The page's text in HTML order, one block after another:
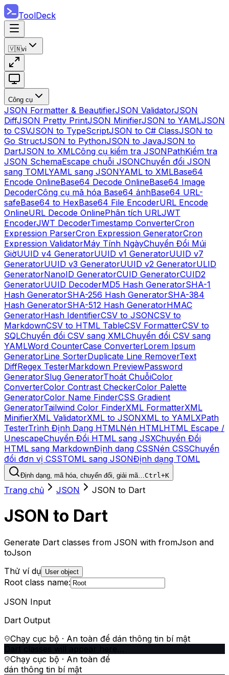
ToolDeck
🇻🇳vi
Công cụ
JSON Formatter & BeautifierJSON ValidatorJSON
DiffJSON Pretty PrintJSON MinifierJSON to YAMLJSON
to CSVJSON to TypeScriptJSON to C# ClassJSON to
Go StructJSON to PythonJSON to JavaJSON to
DartJSON to XMLCông cụ kiểm tra JSONPathKiểm tra
JSON SchemaEscape chuỗi JSONChuyển đổi JSON
sang TOMLYAML sang JSONYAML to XMLBase64
Encode OnlineBase64 Decode OnlineBase64 Image
DecoderCông cụ mã hóa Base64 ảnhBase64 URL-
safeBase64 to HexBase64 File EncoderURL Encode
OnlineURL Decode OnlinePhân tích URLJWT
EncoderJWT DecoderTimestamp ConverterCron
Expression ParserCron Expression GeneratorCron
Expression ValidatorMáy Tính NgàyChuyển Đổi Múi
GiờUUID v4 GeneratorUUID v1 GeneratorUUID v7
GeneratorUUID v3 GeneratorUUID v2 GeneratorULID
GeneratorNanoID GeneratorCUID GeneratorCUID2
GeneratorUUID DecoderMD5 Hash GeneratorSHA-1
Hash GeneratorSHA-256 Hash GeneratorSHA-384
Hash GeneratorSHA-512 Hash GeneratorHMAC
GeneratorHash IdentifierCSV to JSONCSV to
MarkdownCSV to HTML TableCSV FormatterCSV to
SQLChuyển đổi CSV sang XMLChuyển đổi CSV sang
YAMLWord CounterCase ConverterLorem Ipsum
GeneratorLine SorterDuplicate Line RemoverText
DiffRegex TesterMarkdown PreviewPassword
GeneratorSlug GeneratorThoát ChuỗiColor
ConverterColor Contrast CheckerColor Palette
GeneratorColor Name FinderCSS Gradient
GeneratorTailwind Color FinderXML FormatterXML
MinifierXML ValidatorXML to JSONXML to YAMLXPath
TesterTrình Định Dạng HTMLNén HTMLHTML Escape /
UnescapeChuyển Đổi HTML sang JSXChuyển Đổi
HTML sang MarkdownĐịnh dạng CSSNén CSSChuyển
đổi đơn vị CSSTOML sang JSONĐịnh dạng TOML
Định dạng, mã hóa, chuyển đổi, giải mã…Ctrl+K
Trang chủ JSON JSON to Dart
JSON to Dart
Generate Dart classes from JSON with fromJson and
toJson
Thử ví dụ User object
Root class name:
JSON Input
Dart Output
Chạy cục bộ · An toàn để dán thông tin bí mật
Chạy cục bộ · An toàn để
dán thông tin bí mật